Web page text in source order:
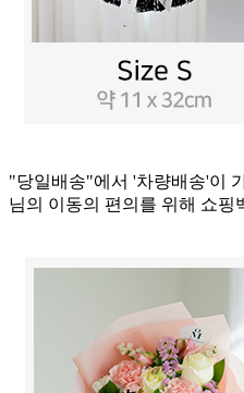
"당일배송"에서 '차량배송'이
님의 이동의 편의를 위해 쇼핑